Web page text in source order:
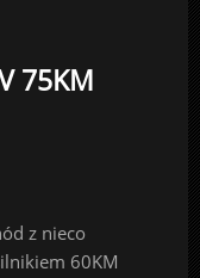
75KM
z nieco
60KM